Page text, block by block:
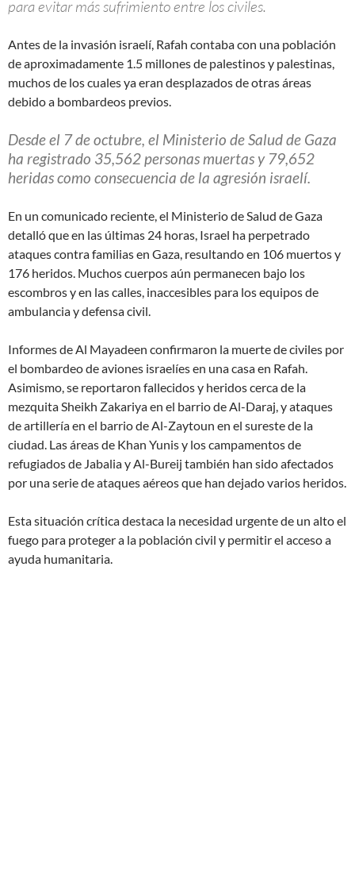
para evitar más sufrimiento entre los civiles.
Antes de la invasión israelí, Rafah contaba con una población
de aproximadamente 1.5 millones de palestinos y palestinas,
muchos de los cuales ya eran desplazados de otras áreas
debido a bombardeos previos.
Desde el 7 de octubre, el Ministerio de Salud de Gaza
ha registrado 35,562 personas muertas y 79,652
heridas como consecuencia de la agresión israelí.
En un comunicado reciente, el Ministerio de Salud de Gaza
detalló que en las últimas 24 horas, Israel ha perpetrado
ataques contra familias en Gaza, resultando en 106 muertos y
176 heridos. Muchos cuerpos aún permanecen bajo los
escombros y en las calles, inaccesibles para los equipos de
ambulancia y defensa civil.
Informes de Al Mayadeen confirmaron la muerte de civiles por
el bombardeo de aviones israelíes en una casa en Rafah.
Asimismo, se reportaron fallecidos y heridos cerca de la
mezquita Sheikh Zakariya en el barrio de Al-Daraj, y ataques
de artillería en el barrio de Al-Zaytoun en el sureste de la
ciudad. Las áreas de Khan Yunis y los campamentos de
refugiados de Jabalia y Al-Bureij también han sido afectados
por una serie de ataques aéreos que han dejado varios heridos.
Esta situación crítica destaca la necesidad urgente de un alto el
fuego para proteger a la población civil y permitir el acceso a
ayuda humanitaria.